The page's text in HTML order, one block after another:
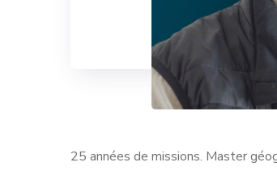
25 années de missions. Master